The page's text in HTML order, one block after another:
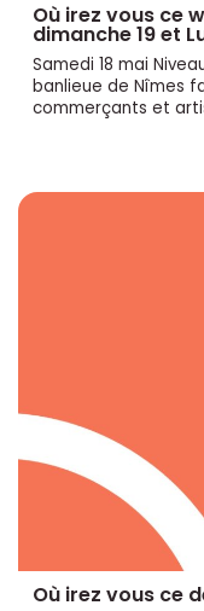
Où irez vous ce
dimanche 19 et
Samedi 18 mai
banlieue de Nîmes
commerçants et
Où irez vous ce